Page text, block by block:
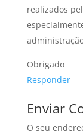
realizados
Obrigado
Responder
Enviar
O seu